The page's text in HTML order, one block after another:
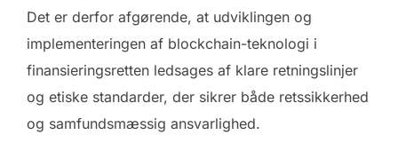
Det er derfor afgørende, at udviklingen og
implementeringen af blockchain-teknologi i
finansieringsretten ledsages af klare retningslinjer
og etiske standarder, der sikrer både retssikkerhed
og samfundsmæssig ansvarlighed.